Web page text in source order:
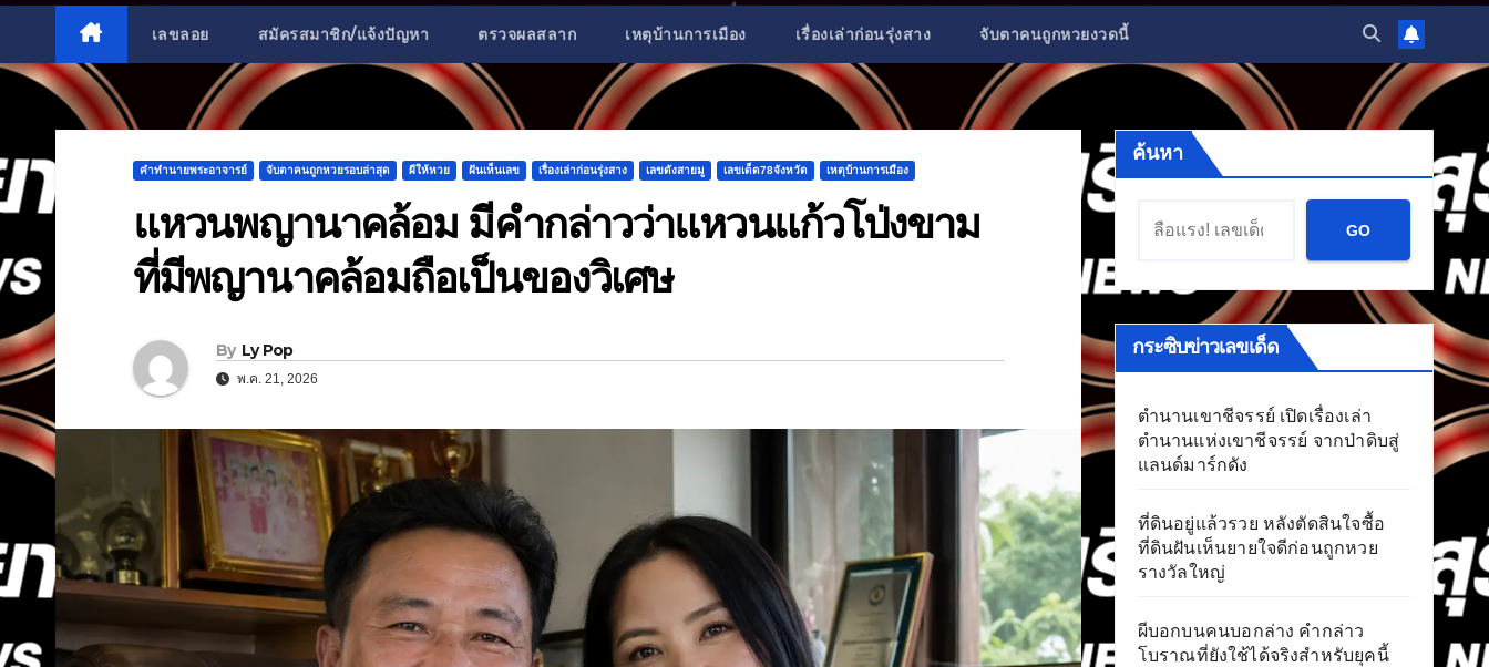
เลขลอย สมัครสมาชิก/แจ้งปัญหา ตรวจผลสลาก เหตุบ้านการเมือง เรื่องเล่าก่อนรุ่งสาง จับตาคนถูกหวยงวดนี้
คำทำนายพระอาจารย์ จับตาคนถูกหวยรอบล่าสุด ผีให้หวย ฝันเห็นเลข เรื่องเล่าก่อนรุ่งสาง เลขดังสายมู เลขเด็ด78จังหวัด เหตุบ้านการเมือง
แหวนพญานาคล้อม มีคำกล่าวว่าแหวนแก้วโป่งขาม
ที่มีพญานาคล้อมถือเป็นของวิเศษ
By Ly Pop
พ.ค. 21, 2026
ค้นหา
GO
กระซิบข่าวเลขเด็ด
ตำนานเขาชีจรรย์ เปิดเรื่องเล่า
ตำนานแห่งเขาชีจรรย์ จากป่าดิบสู่
แลนด์มาร์กดัง
ที่ดินอยู่แล้วรวย หลังตัดสินใจซื้อ
ที่ดินฝันเห็นยายใจดีก่อนถูกหวย
รางวัลใหญ่
ผีบอกบนคนบอกล่าง คำกล่าว
โบราณที่ยังใช้ได้จริงสำหรับยุคนี้